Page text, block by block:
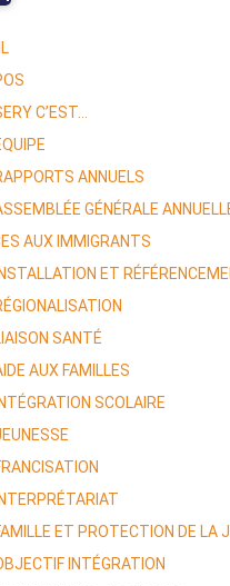
C’EST…
ANNUELS
GÉNÉRALE
AUX IMMIGRANTS
INSTALLATION ET
SANTÉ
AUX FAMILLES
INTÉGRATION SCOLAIRE
INTERPRÉTARIAT
ET PROTECTION DE LA
INTÉGRATION